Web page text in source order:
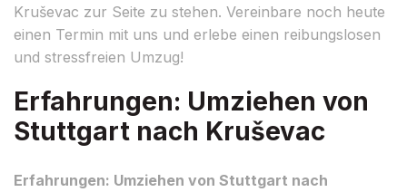
Kruševac zur Seite zu stehen. Vereinbare noch heute
einen Termin mit uns und erlebe einen reibungslosen
und stressfreien Umzug!
Erfahrungen: Umziehen von
Stuttgart nach Kruševac
Erfahrungen: Umziehen von Stuttgart nach